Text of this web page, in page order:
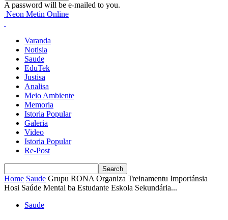
A password will be e-mailed to you.
Neon Metin Online
Varanda
Notisia
Saude
EduTek
Justisa
Analisa
Meio Ambiente
Memoria
Istoria Popular
Galeria
Video
Istoria Popular
Re-Post
Home Saude Grupu RONA Organiza Treinamentu Importánsia
Hosi Saúde Mental ba Estudante Eskola Sekundária...
Saude